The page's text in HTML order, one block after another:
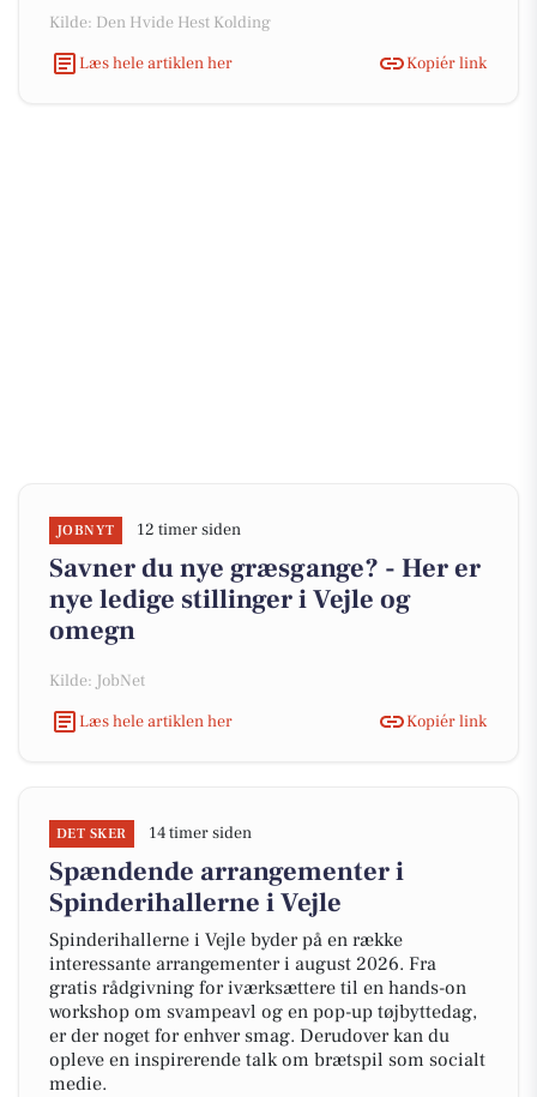
Kilde: Den Hvide Hest Kolding
Læs hele artiklen her
Kopiér link
JOBNYT 12 timer siden
Savner du nye græsgange? - Her er
nye ledige stillinger i Vejle og
omegn
Kilde: JobNet
Læs hele artiklen her
Kopiér link
DET SKER 14 timer siden
Spændende arrangementer i
Spinderihallerne i Vejle
Spinderihallerne i Vejle byder på en række
interessante arrangementer i august 2026. Fra
gratis rådgivning for iværksættere til en hands-on
workshop om svampeavl og en pop-up tøjbyttedag,
er der noget for enhver smag. Derudover kan du
opleve en inspirerende talk om brætspil som socialt
medie.